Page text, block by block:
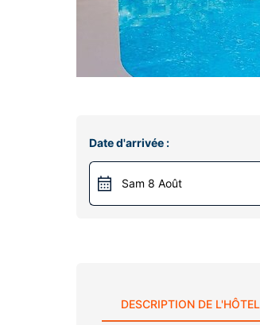
Date d'arrivée :
Sam 8 Août
DESCRIPTION DE L'HÔTEL